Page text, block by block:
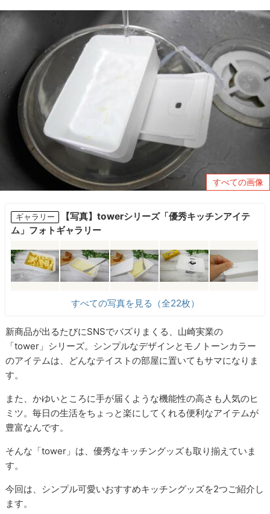
すべての画像
ギャラリー
【写真】towerシリーズ「優秀キッチンアイテ
ム」フォトギャラリー
すべての写真を見る（全22枚）
新商品が出るたびにSNSでバズりまくる、山崎実業の
「tower」シリーズ。シンプルなデザインとモノトーンカラー
のアイテムは、どんなテイストの部屋に置いてもサマになりま
す。
また、かゆいところに手が届くような機能性の高さも人気のヒ
ミツ。毎日の生活をちょっと楽にしてくれる便利なアイテムが
豊富なんです。
そんな「tower」は、優秀なキッチングッズも取り揃えていま
す。
今回は、シンプル可愛いおすすめキッチングッズを2つご紹介し
ます。